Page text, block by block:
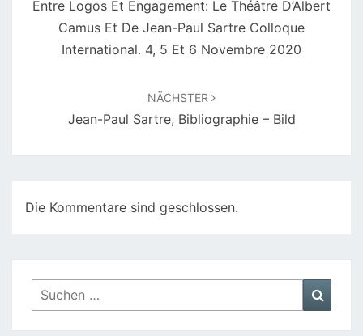
Entre Logos Et Engagement: Le Théâtre D’Albert
Camus Et De Jean-Paul Sartre Colloque
International. 4, 5 Et 6 Novembre 2020
NÄCHSTER
Jean-Paul Sartre, Bibliographie – Bild
Die Kommentare sind geschlossen.
Suchen
nach: